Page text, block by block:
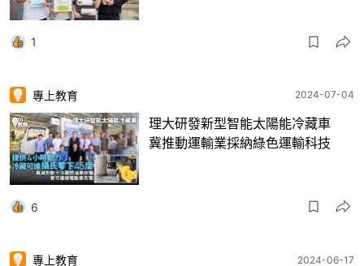
1
專上教育 2024-07-04
理大研發新型智能太陽能冷藏車
冀推動運輸業採納綠色運輸科技
6
專上教育 2024-06-17